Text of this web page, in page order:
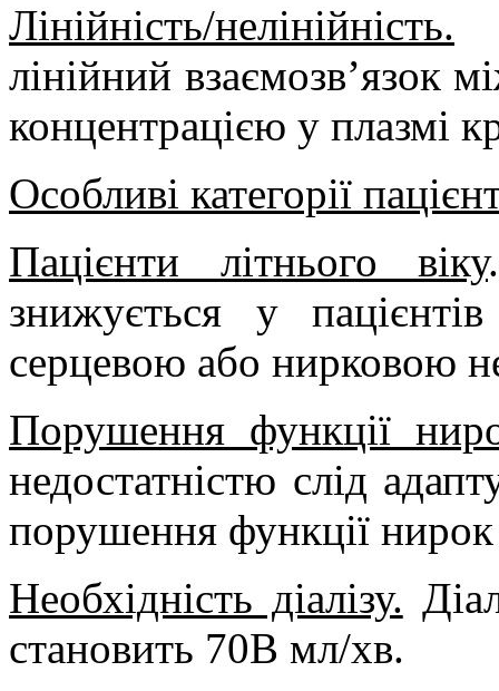
Лінійність/нелінійність.
лінійний взаємозв’язок
концентрацією у плазмі
Особливі категорії
Пацієнти літнього віку
знижується у
серцевою або нирковою
Порушення функції
недостатністю слід
порушення функції нирок
Необхідність діалізу.
становить 70В мл/хв.